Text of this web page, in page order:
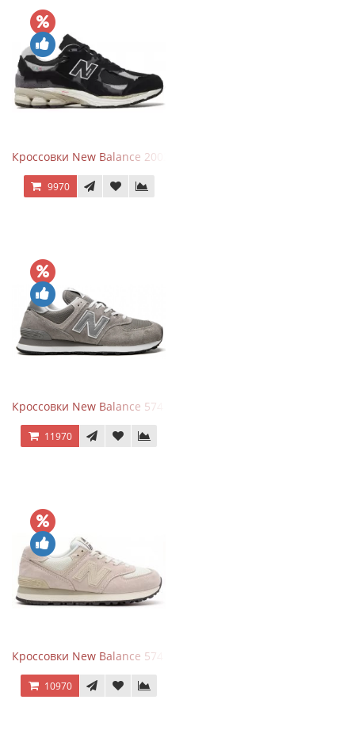
Кроссовки New Balance 2002R Protection Pack Black Grey
9970
Кроссовки New Balance 574 Grey White Silver
11970
Кроссовки New Balance 574 Light Grey Pink
10970